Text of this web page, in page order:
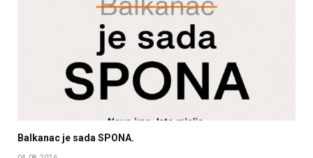
Balkanac je sada SPONA.